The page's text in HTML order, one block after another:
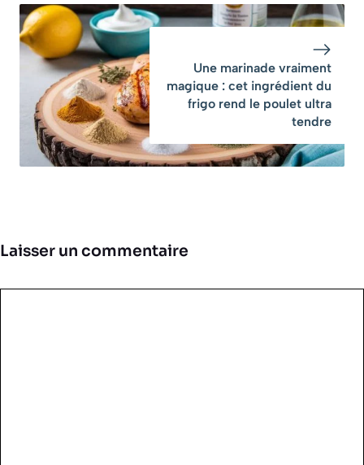
Une marinade vraiment
magique : cet ingrédient du
frigo rend le poulet ultra
tendre
Laisser un commentaire